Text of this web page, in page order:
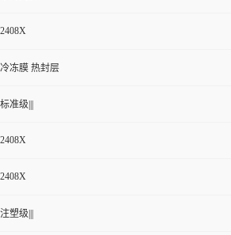
2408X
冷冻膜 热封层
标准级|||
2408X
2408X
注塑级|||